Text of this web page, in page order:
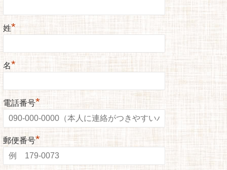
姓*
名*
電話番号*
郵便番号*